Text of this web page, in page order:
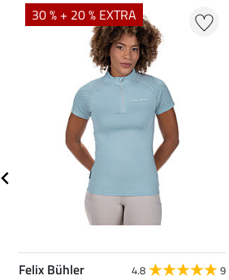
30 % + 20 % EXTRA
Felix Bühler 4.8 9